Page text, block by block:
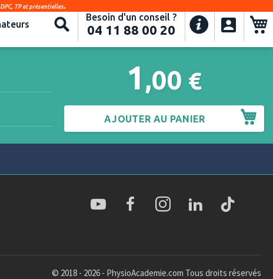
Recherche
Besoin d'un conseil ?
04 11 88 00 20
TP et présentielles.
1 ,00 €
AJOUTER AU PANIER
© 2018 - 2026 - PhysioAcademie.com Tous droits réservés